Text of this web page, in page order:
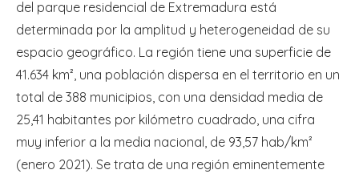
del parque residencial de Extremadura está
determinada por la amplitud y heterogeneidad de su
espacio geográfico. La región tiene una superficie de
41.634 km², una población dispersa en el territorio en un
total de 388 municipios, con una densidad media de
25,41 habitantes por kilómetro cuadrado, una cifra
muy inferior a la media nacional, de 93,57 hab/km²
(enero 2021). Se trata de una región eminentemente